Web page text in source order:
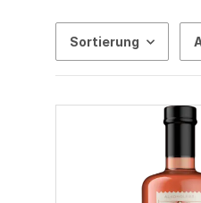
Sortierung
gefunden